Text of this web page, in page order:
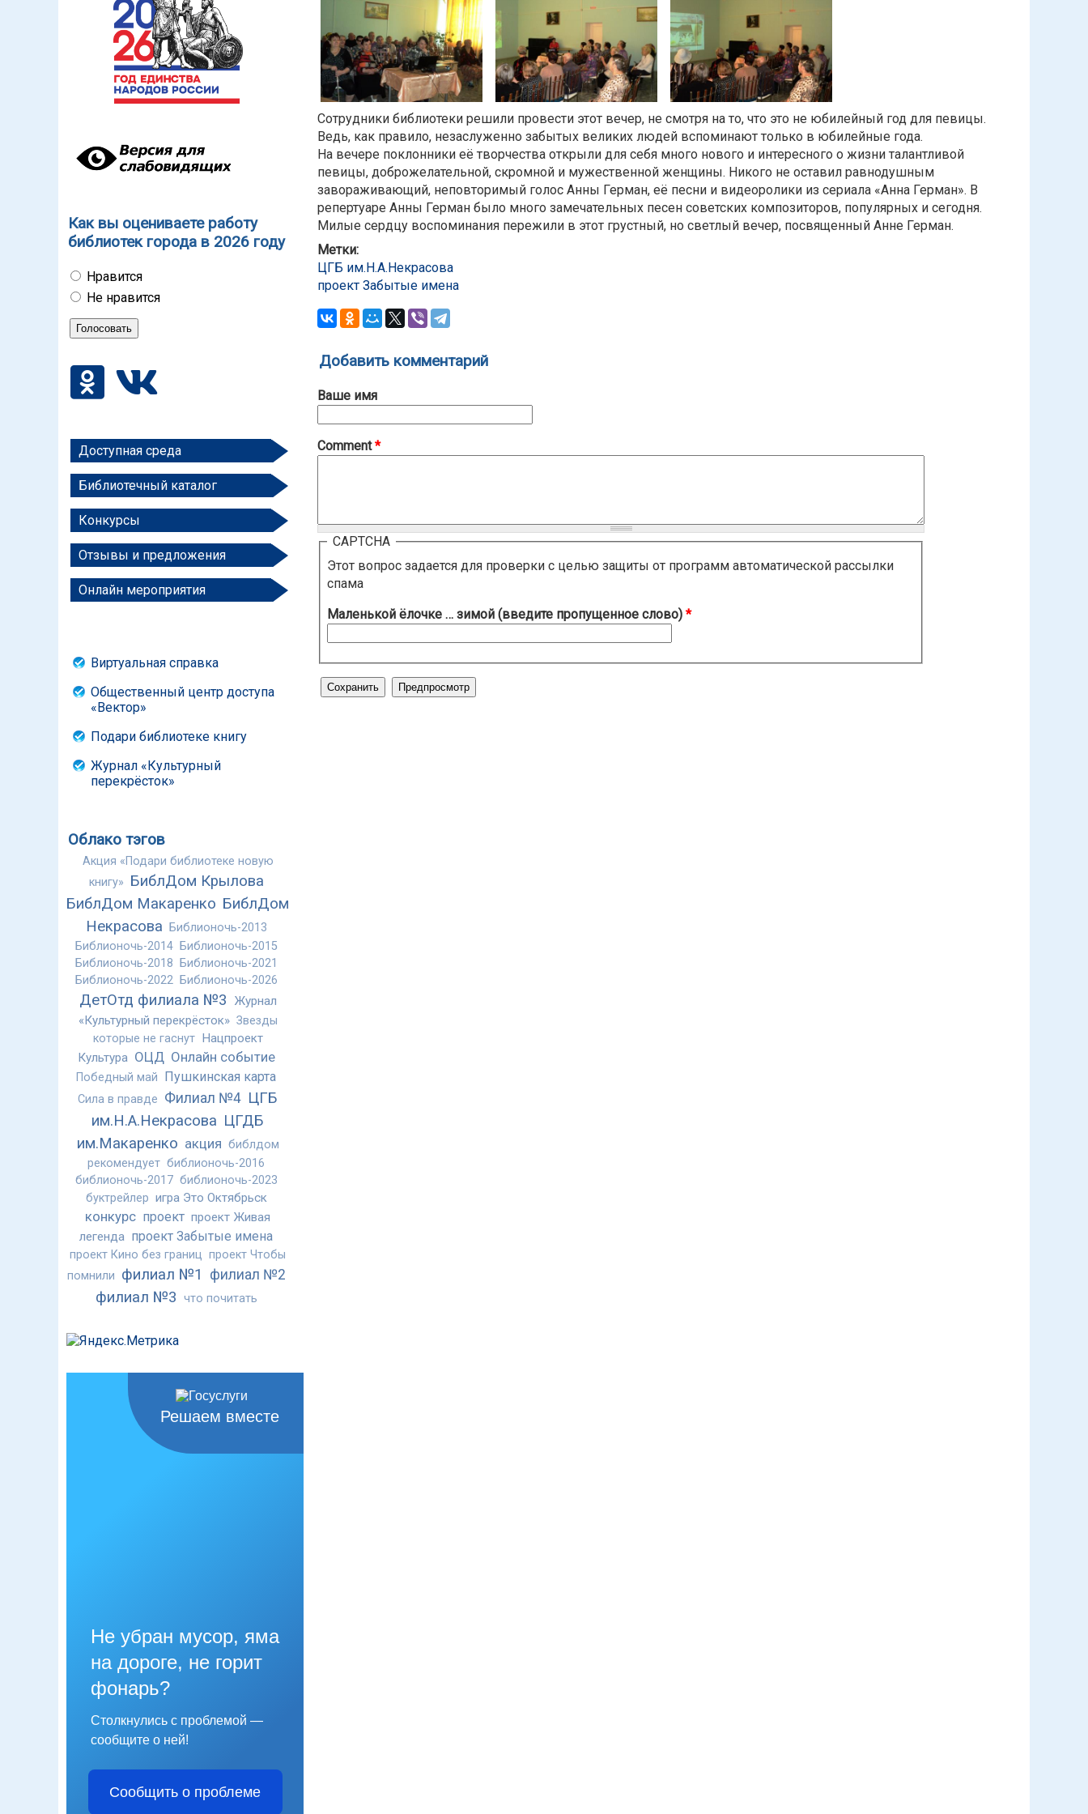
Как вы оцениваете работу
библиотек города в 2026 году
Нравится
Не нравится
Доступная среда
Библиотечный каталог
Конкурсы
Отзывы и предложения
Онлайн мероприятия
Виртуальная справка
Общественный центр доступа
«Вектор»
Подари библиотеке книгу
Журнал «Культурный
перекрёсток»
Облако тэгов
Акция «Подари библиотеке новую
книгу» БиблДом Крылова
БиблДом Макаренко БиблДом
Некрасова
Библионочь-2013
Библионочь-2014
Библионочь-2015
Библионочь-2018
Библионочь-2021
Библионочь-2022
Библионочь-2026
ДетОтд филиала №3
Журнал
«Культурный перекрёсток» Звезды
которые не гаснут Нацпроект
Культура ОЦД Онлайн событие
Победный май Пушкинская карта
Сила в правде Филиал №4 ЦГБ
им.Н.А.Некрасова ЦГДБ
им.Макаренко акция библдом
рекомендует библионочь-2016
библионочь-2017 библионочь-2023
буктрейлер игра Это Октябрьск
конкурс проект проект Живая
легенда проект Забытые имена
проект Кино без границ проект Чтобы
помнили филиал №1 филиал №2
филиал №3 что почитать
Решаем вместе
Не убран мусор, яма
на дороге, не горит
фонарь?
Столкнулись с проблемой —
сообщите о ней!
Сообщить о проблеме
Сотрудники библиотеки решили провести этот вечер, не смотря на то, что это не юбилейный год для певицы.
Ведь, как правило, незаслуженно забытых великих людей вспоминают только в юбилейные года.
На вечере поклонники её творчества открыли для себя много нового и интересного о жизни талантливой
певицы, доброжелательной, скромной и мужественной женщины. Никого не оставил равнодушным
завораживающий, неповторимый голос Анны Герман, её песни и видеоролики из сериала «Анна Герман». В
репертуаре Анны Герман было много замечательных песен советских композиторов, популярных и сегодня.
Милые сердцу воспоминания пережили в этот грустный, но светлый вечер, посвященный Анне Герман.
Метки:
ЦГБ им.Н.А.Некрасова
проект Забытые имена
Добавить комментарий
Ваше имя
Comment*
CAPTCHA
Этот вопрос задается для проверки с целью защиты от программ автоматической рассылки
спама
Маленькой ёлочке … зимой (введите пропущенное слово) *